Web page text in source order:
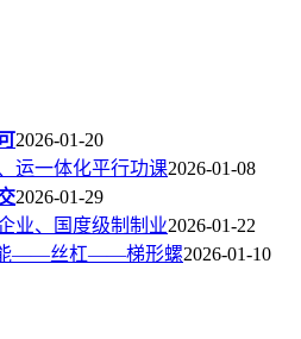
2026-01-20
运一体化平行功课2026-01-08
2026-01-29
业、国度级制制业2026-01-22
能——丝杠——梯形螺2026-01-10